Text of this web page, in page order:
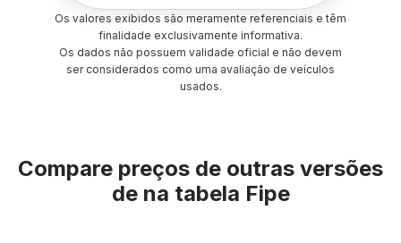
Os valores exibidos são meramente referenciais e têm
finalidade exclusivamente informativa.
Os dados não possuem validade oficial e não devem
ser considerados como uma avaliação de veículos
usados.
Compare preços de outras versões
de na tabela Fipe